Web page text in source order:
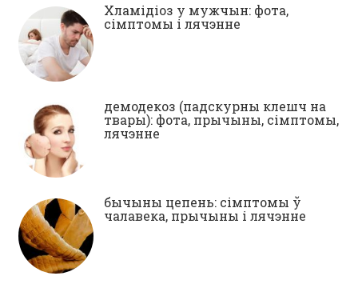
Хламідіоз у мужчын: фота,
сімптомы і лячэнне
демодекоз (падскурны клешч на
твары): фота, прычыны, сімптомы,
лячэнне
бычыны цепень: сімптомы ў
чалавека, прычыны і лячэнне